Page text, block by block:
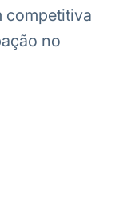
competitiva
no